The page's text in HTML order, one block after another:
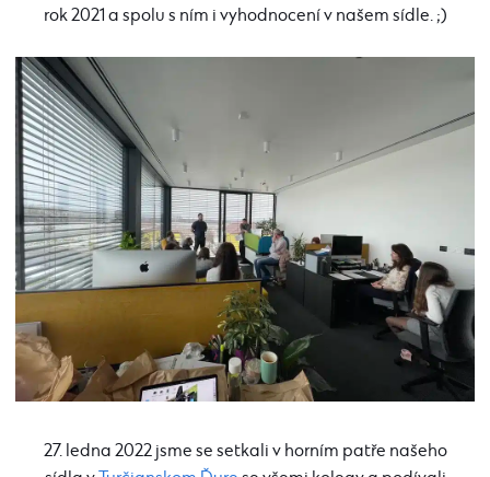
rok 2021 a spolu s ním i vyhodnocení v našem sídle. ;)
27. ledna 2022 jsme se setkali v horním patře našeho